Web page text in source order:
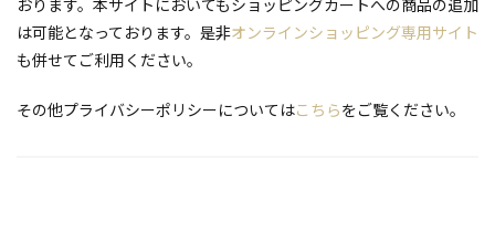
おります。本サイトにおいてもショッピングカートへの商品の追加
は可能となっております。是非オンラインショッピング専用サイト
も併せてご利用ください。
その他プライバシーポリシーについてはこちらをご覧ください。